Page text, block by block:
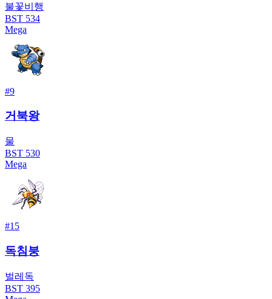
불꽃비행
BST 534
Mega
#9
거북왕
물
BST 530
Mega
#15
독침붕
벌레 독
BST 395